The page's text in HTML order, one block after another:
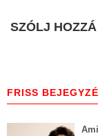
SZÓLJ HOZZÁ
FRISS